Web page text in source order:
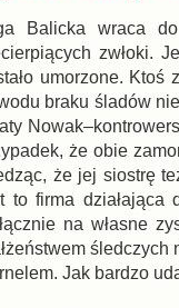
Balicka wraca
zwłoki.
umorzone. Ktoś
braku śladów
że obie
że jej siostrę
to firma
na własne
Jak bardzo